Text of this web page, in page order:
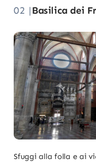
02 |Basilica dei
Sfuggi alla folla e ai